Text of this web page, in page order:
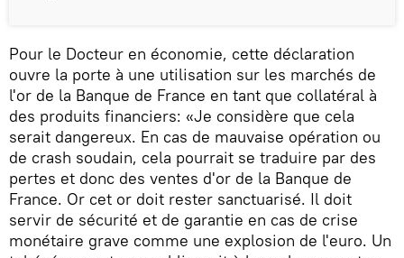
Pour le Docteur en économie, cette déclaration
ouvre la porte à une utilisation sur les marchés de
l'or de la Banque de France en tant que collatéral à
des produits financiers: «Je considère que cela
serait dangereux. En cas de mauvaise opération ou
de crash soudain, cela pourrait se traduire par des
pertes et donc des ventes d'or de la Banque de
France. Or cet or doit rester sanctuarisé. Il doit
servir de sécurité et de garantie en cas de crise
monétaire grave comme une explosion de l'euro. Un